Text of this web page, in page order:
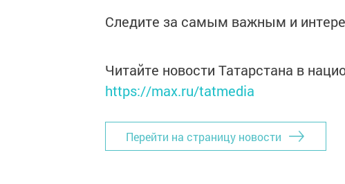
Следите за самым важным и
Читайте новости Татарстана в
https://max.ru/tatmedia
Перейти на страницу новости